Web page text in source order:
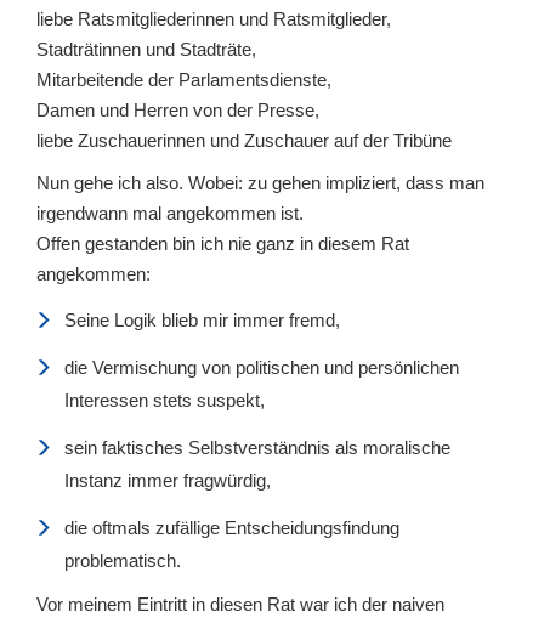
liebe Ratsmitgliederinnen und Ratsmitglieder,
Stadträtinnen und Stadträte,
Mitarbeitende der Parlamentsdienste,
Damen und Herren von der Presse,
liebe Zuschauerinnen und Zuschauer auf der Tribüne
Nun gehe ich also. Wobei: zu gehen impliziert, dass man
irgendwann mal angekommen ist.
Offen gestanden bin ich nie ganz in diesem Rat
angekommen:
Seine Logik blieb mir immer fremd,
die Vermischung von politischen und persönlichen
Interessen stets suspekt,
sein faktisches Selbstverständnis als moralische
Instanz immer fragwürdig,
die oftmals zufällige Entscheidungsfindung
problematisch.
Vor meinem Eintritt in diesen Rat war ich der naiven